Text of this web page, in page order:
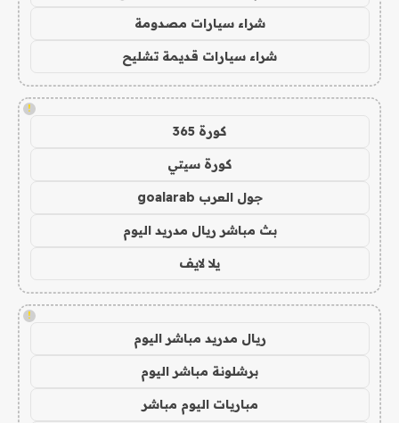
شراء سيارات مصدومة
شراء سيارات قديمة تشليح
!
كورة 365
كورة سيتي
جول العرب goalarab
بث مباشر ريال مدريد اليوم
يلا لايف
!
ريال مدريد مباشر اليوم
برشلونة مباشر اليوم
مباريات اليوم مباشر